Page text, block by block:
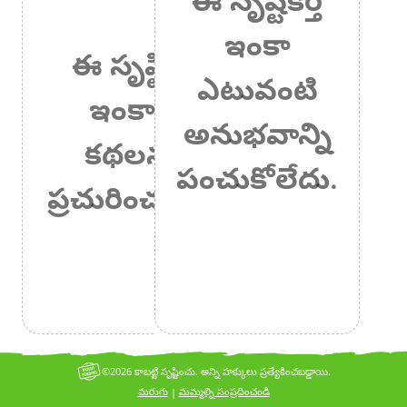
ఈ సృష్టికర్త
ఇంకా ఏ
కథలనూ
ప్రచురించలేదు.
ఇంకా
ఎటువంటి
అనుభవాన్ని
పంచుకోలేదు.
మరుగు| మమ్మల్ని సంప్రదించండి
©2026 కాబట్టి సృష్టించు. అన్ని హక్కులు ప్రత్యేకించబడ్డాయి.